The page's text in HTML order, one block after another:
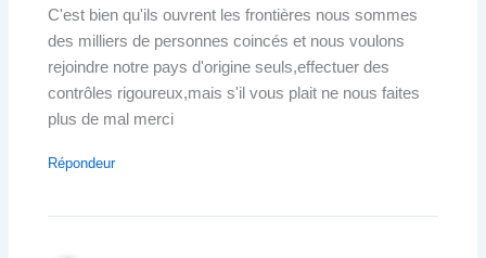
C'est bien qu'ils ouvrent les frontières nous sommes
des milliers de personnes coincés et nous voulons
rejoindre notre pays d'origine seuls,effectuer des
contrôles rigoureux,mais s'il vous plait ne nous faites
plus de mal merci
Répondeur